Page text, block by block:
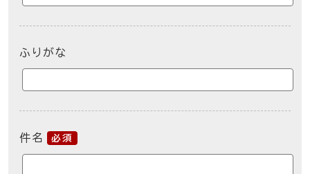
ふりがな
件名 必須